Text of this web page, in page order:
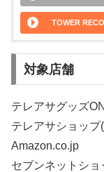
TOWER
対象店舗
テレアサグッズ
テレアサショッ
Amazon.co.jp
セブンネットショ